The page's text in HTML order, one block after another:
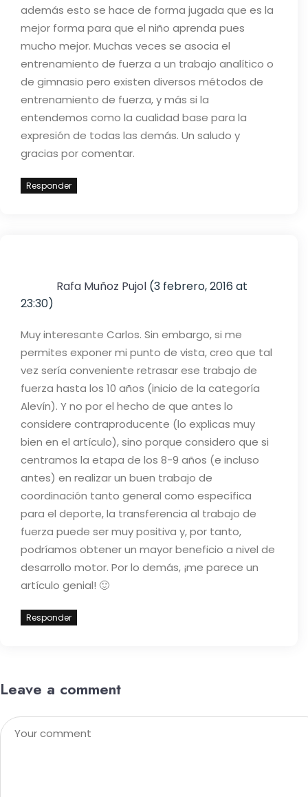
además esto se hace de forma jugada que es la
mejor forma para que el niño aprenda pues
mucho mejor. Muchas veces se asocia el
entrenamiento de fuerza a un trabajo analítico o
de gimnasio pero existen diversos métodos de
entrenamiento de fuerza, y más si la
entendemos como la cualidad base para la
expresión de todas las demás. Un saludo y
gracias por comentar.
Responder
Rafa Muñoz Pujol (3 febrero, 2016 at
23:30)
Muy interesante Carlos. Sin embargo, si me
permites exponer mi punto de vista, creo que tal
vez sería conveniente retrasar ese trabajo de
fuerza hasta los 10 años (inicio de la categoría
Alevín). Y no por el hecho de que antes lo
considere contraproducente (lo explicas muy
bien en el artículo), sino porque considero que si
centramos la etapa de los 8-9 años (e incluso
antes) en realizar un buen trabajo de
coordinación tanto general como específica
para el deporte, la transferencia al trabajo de
fuerza puede ser muy positiva y, por tanto,
podríamos obtener un mayor beneficio a nivel de
desarrollo motor. Por lo demás, ¡me parece un
artículo genial! 🙂
Responder
Leave a comment